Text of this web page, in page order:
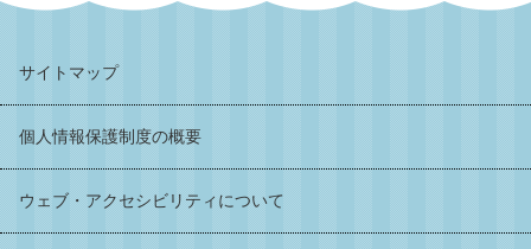
サイトマップ
個人情報保護制度の概要
ウェブ・アクセシビリティについて